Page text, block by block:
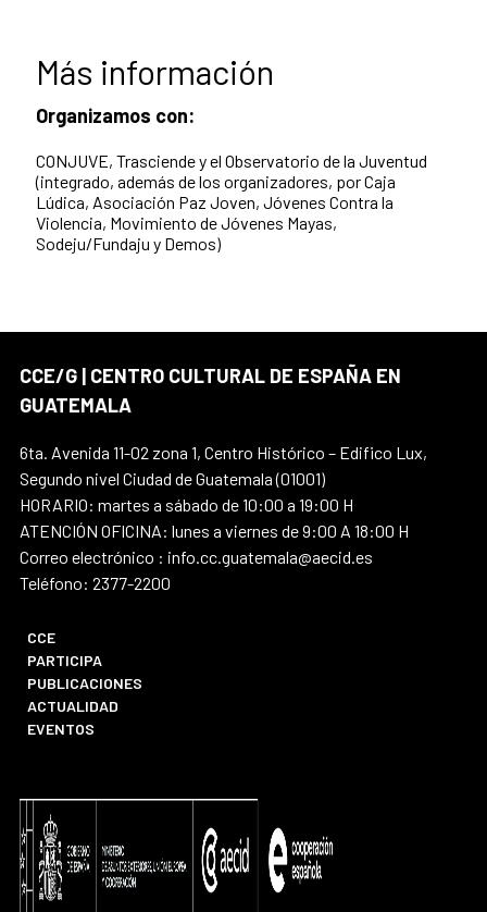
Más información
Organizamos con:
CONJUVE, Trasciende y el Observatorio de la Juventud
(integrado, además de los organizadores, por Caja
Lúdica, Asociación Paz Joven, Jóvenes Contra la
Violencia, Movimiento de Jóvenes Mayas,
Sodeju/Fundaju y Demos)
CCE/G | CENTRO CULTURAL DE ESPAÑA EN
GUATEMALA
6ta. Avenida 11-02 zona 1, Centro Histórico – Edifico Lux,
Segundo nivel Ciudad de Guatemala (01001)
HORARIO: martes a sábado de 10:00 a 19:00 H
ATENCIÓN OFICINA: lunes a viernes de 9:00 A 18:00 H
Correo electrónico : info.cc.guatemala@aecid.es
Teléfono: 2377-2200
CCE
PARTICIPA
PUBLICACIONES
ACTUALIDAD
EVENTOS